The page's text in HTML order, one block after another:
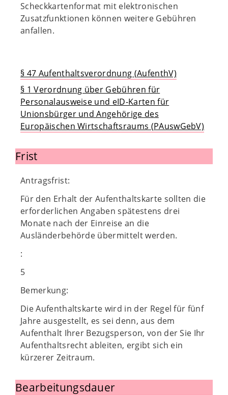
Scheckkartenformat mit elektronischen
Zusatzfunktionen können weitere Gebühren
anfallen.
§ 47 Aufenthaltsverordnung (AufenthV)
§ 1 Verordnung über Gebühren für
Personalausweise und eID-Karten für
Unionsbürger und Angehörige des
Europäischen Wirtschaftsraums (PAuswGebV)
Frist
Antragsfrist:
Für den Erhalt der Aufenthaltskarte sollten die
erforderlichen Angaben spätestens drei
Monate nach der Einreise an die
Ausländerbehörde übermittelt werden.
:
5
Bemerkung:
Die Aufenthaltskarte wird in der Regel für fünf
Jahre ausgestellt, es sei denn, aus dem
Aufenthalt Ihrer Bezugsperson, von der Sie Ihr
Aufenthaltsrecht ableiten, ergibt sich ein
kürzerer Zeitraum.
Bearbeitungsdauer